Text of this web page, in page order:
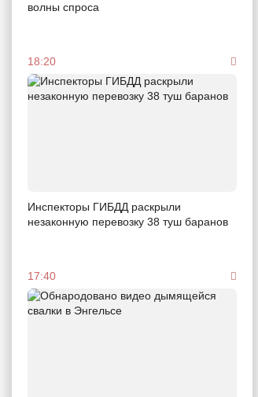
волны спроса
18:20
Инспекторы ГИБДД раскрыли
незаконную перевозку 38 туш баранов
17:40